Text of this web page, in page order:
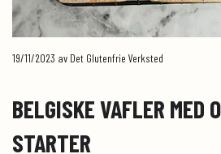
19/11/2023 av Det Glutenfrie Verksted
BELGISKE VAFLER MED
STARTER